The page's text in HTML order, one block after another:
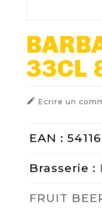
Paniers
33CL
 Ecrire un
EAN :
Brasserie :
FRUIT